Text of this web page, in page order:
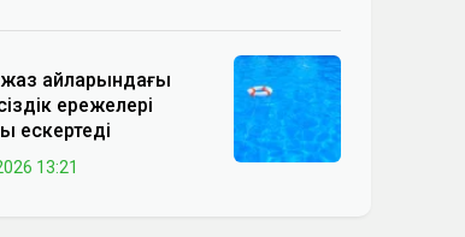
айларындағы
ережелері
ескертеді
13:21